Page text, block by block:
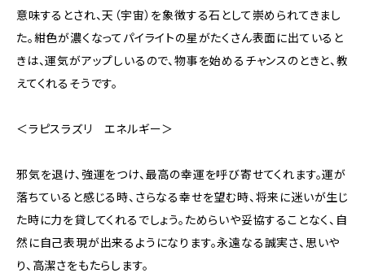
意味するとされ、天（宇宙）を象徴する石として崇められてきまし
た。紺色が濃くなってパイライトの星がたくさん表面に出ていると
きは、運気がアップしいるので、物事を始めるチャンスのときと、教
えてくれるそうです。
＜ラピスラズリ エネルギー＞
邪気を退け、強運をつけ、最高の幸運を呼び寄せてくれます。運が
落ちていると感じる時、さらなる幸せを望む時、将来に迷いが生じ
た時に力を貸してくれるでしょう。ためらいや妥協することなく、自
然に自己表現が出来るようになります。永遠なる誠実さ、思いや
り、高潔さをもたらします。